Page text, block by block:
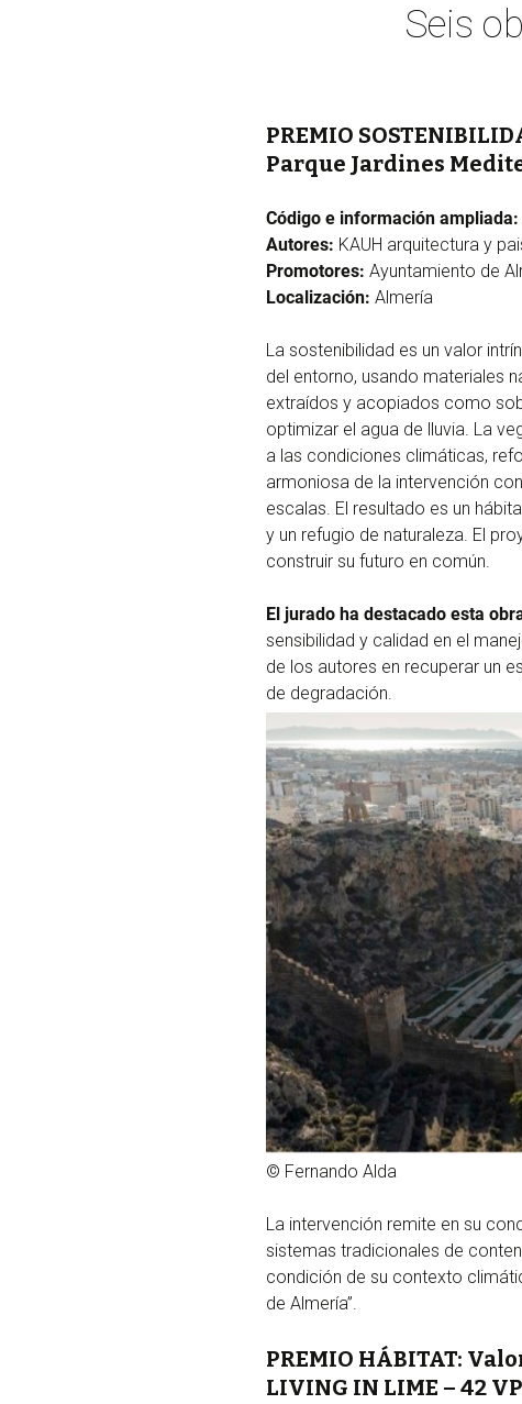
Seis
PREMIO
Parque Jardines
Código e información ampliada:
Autores: KAUH arquitectura y
Promotores: Ayuntamiento de
Localización: Almería
La sostenibilidad es un valor
del entorno, usando materiales
extraídos y acopiados como
optimizar el agua de lluvia. La
a las condiciones climáticas,
armoniosa de la intervención
escalas. El resultado es un
y un refugio de naturaleza. El
construir su futuro en común.
El jurado ha destacado esta
sensibilidad y calidad en el
de los autores en recuperar un
de degradación.
© Fernando Alda
La intervención remite en su
sistemas tradicionales de
condición de su contexto
de Almería”.
PREMIO HÁBITAT:
LIVING IN LIME – 42